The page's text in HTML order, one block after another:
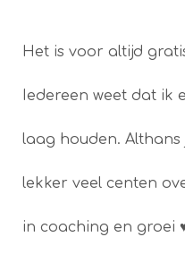
Het is voor altijd
Iedereen weet dat ik
laag houden. Althans
lekker veel centen
in coaching en groei